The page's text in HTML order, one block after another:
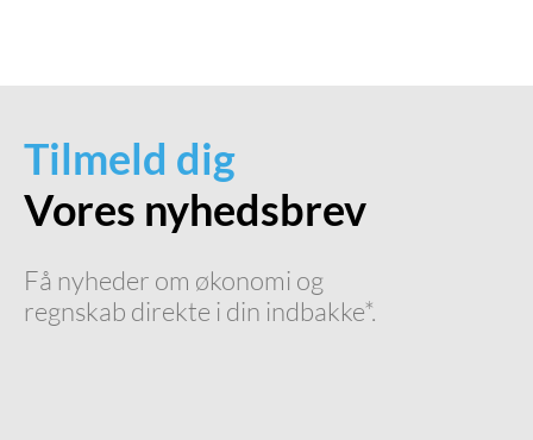
Tilmeld dig
Vores nyhedsbrev
Få nyheder om økonomi og
regnskab direkte i din indbakke*.